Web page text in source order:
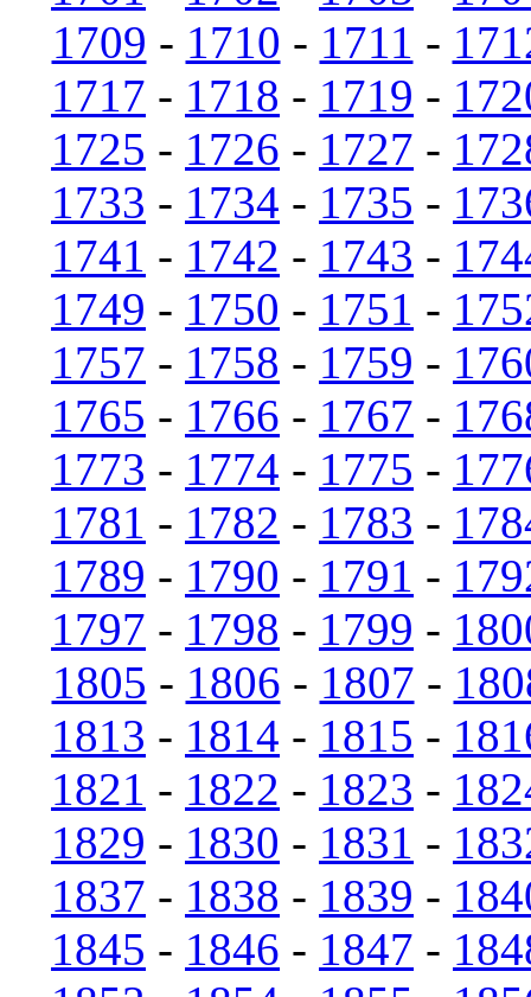
1709 - 1710 - 1711 -
1717 - 1718 - 1719 -
1725 - 1726 - 1727 -
1733 - 1734 - 1735 -
1741 - 1742 - 1743 -
1749 - 1750 - 1751 -
1757 - 1758 - 1759 -
1765 - 1766 - 1767 -
1773 - 1774 - 1775 -
1781 - 1782 - 1783 -
1789 - 1790 - 1791 -
1797 - 1798 - 1799 -
1805 - 1806 - 1807 -
1813 - 1814 - 1815 -
1821 - 1822 - 1823 -
1829 - 1830 - 1831 -
1837 - 1838 - 1839 -
1845 - 1846 - 1847 -